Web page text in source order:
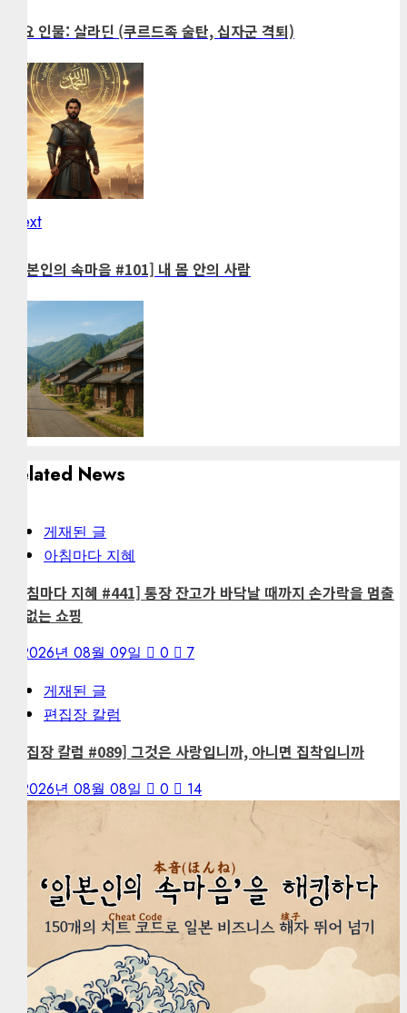
navigation
주요 인물: 살라딘 (쿠르드족 술탄, 십자군 격퇴)
NextNext
[일본인의 속마음 #101] 내 몸 안의 사람
Related News
게재된 글
아침마다 지혜
[아침마다 지혜 #441] 통장 잔고가 바닥날 때까지 손가락을 멈출
수 없는 쇼핑
2026년 08월 09일 0
7
게재된 글
편집장 칼럼
[편집장 칼럼 #089] 그것은 사랑입니까, 아니면 집착입니까
2026년 08월 08일 0 14